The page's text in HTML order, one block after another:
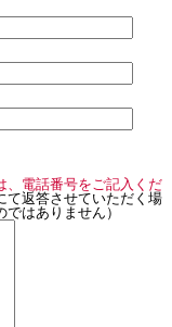
、電話番号をご記入くだ
返答させていただく場
はありません）